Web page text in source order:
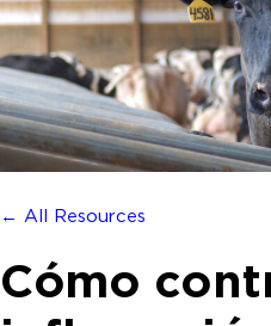
← All Resources
Cómo